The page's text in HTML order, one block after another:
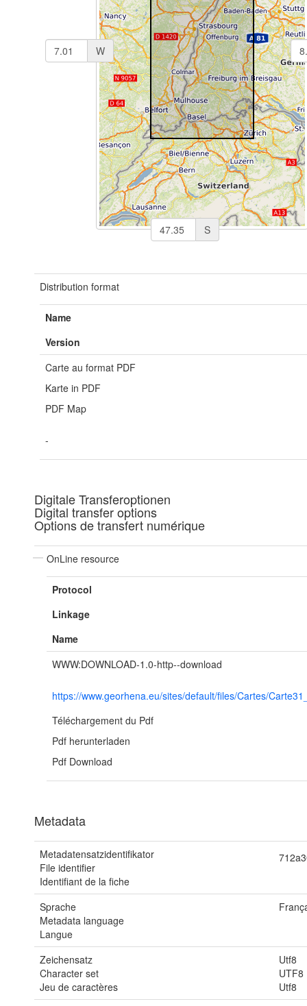
S
W
Distribution format
Name
Version
Carte au format PDF
Karte in PDF
PDF Map
-
Digitale Transferoptionen
Digital transfer options
Options de transfert numérique
OnLine resource
Protocol
Linkage
Name
WWW:DOWNLOAD-1.0-http--download
https://www.georhena.eu/sites/default/files/Cartes/
Téléchargement du Pdf
Pdf herunterladen
Pdf Download
Metadata
Metadatensatzidentifikator
File identifier
Identifiant de la fiche
Sprache
Metadata language
Langue
Zeichensatz
Character set
Jeu de caractères
Utf8
UTF8
Utf8